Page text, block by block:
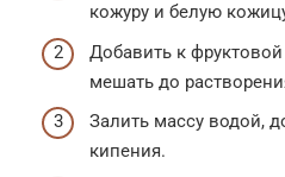
кожуру и белую
Добавить к
мешать до
Залить массу водой,
кипения.